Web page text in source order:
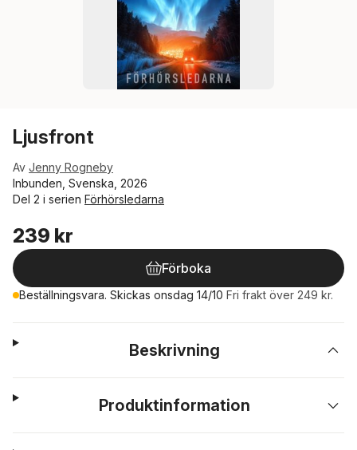
Ljusfront
Av Jenny Rogneby
Inbunden, Svenska, 2026
Del 2 i serien Förhörsledarna
239 kr
Förboka
Beställningsvara. Skickas onsdag 14/10 Fri frakt över 249 kr.
Beskrivning
Produktinformation